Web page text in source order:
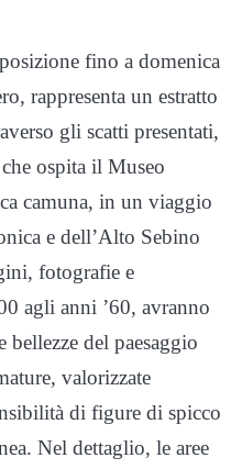
fino a domenica
rappresenta un estratto
gli scatti presentati,
ospita il Museo
camuna, in un viaggio
e dell’Alto Sebino
fotografie e
agli anni ’60, avranno
bellezze del paesaggio
valorizzate
di figure di spicco
Nel dettaglio, le aree